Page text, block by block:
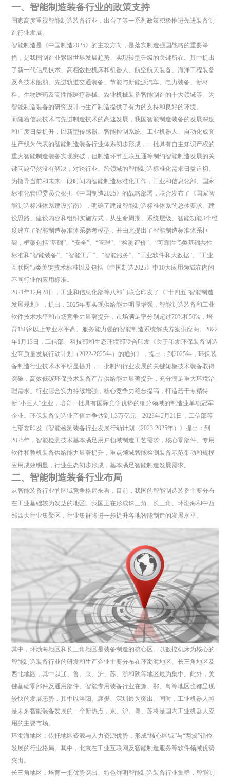
一、智能制造装备行业的政策支持
国家高度重视智能制造装备行业，出台了等一系列政策积极推进先进装备制
造行业发展。
智能制造是《中国制造2025》的主攻方向，是落实制造强国战略的重要举
措，是我国制造业紧跟世界发展趋势、实现转型升级的关键所在。其中提出
了新一代信息技术、高档数控机床和机器人、航空航天装备、海洋工程装备
及高技术船舶、先进轨道交通装备、节能与新能源汽车、电力装备、新材
料、生物医药及高性能医疗器械、农业机械装备智能制造的十大领域等。为
智能制造装备的研究设计与生产制造提供了有力的支持和良好的环境。
而随着信息技术与先进制造技术的高速发展，我国智能制造装备的发展深度
和广度日益提升，以新型传感器、智能控制系统、工业机器人、自动化成套
生产线为代表的智能制造装备行业体系初步形成，一批具有自主知识产权的
重大智能制造装备实现突破，但制造环节互联互通等制约智能制造发展的关
键问题仍然没有解决，对跨行业、跨领域的智能制造标准化需求日益迫切。
为指导当前和未来一段时间内智能制造标准化工作，工业和信息化部、国家
标准化管理委员会根据《中国制造2025》的战略部署，联合发布了《国家智
能制造标准体系建设指南》，明确了建设智能制造标准体系的总体要求、建
设思路、建设内容和组织实施方式，从生命周期、系统层级、智能功能3个维
度建立了智能制造标准体系参考模型，并由此提出了智能制造标准体系框
架，框架包括“基础”、“安全”、“管理”、“检测评价”、“可靠性”5类基础共性
标准和“智能装备”、“智能工厂”、“智能服务”、“工业软件和大数据”、“工业
互联网”5类关键技术标准以及包括《中国制造2025》中10大应用领域在内的
不同行业的应用标准。
2021年12月28日，工业和信息化部等八部门联合印发了《“十四五”智能制造
发展规划》，提出：2025年要实现供给能力明显增强，智能制造装备和工业
软件技术水平和市场竞争力显著提升，市场满足率分别超过70%和50%，培
育150家以上专业水平高、服务能力强的智能制造系统解决方案供应商。2022
年1月13日，工信部、科技部和生态环境部联合印发《关于印发环保装备制造
业高质量发展行动计划（2022-2025年）的通知》，提出：到2025年，环保装
备制造行业技术水平明显提升，一批制约行业发展的关键短板技术装备取得
突破，高效低碳环保技术装备产品供给能力显著提升，充分满足重大环境治
理需求。行业综合实力持续增强，核心竞争力稳步提高，打造若干专精特
新“小巨人”企业，培育一批具有国际竞争优势的细分领域的制造业单项冠军
企业。环保装备制造业产值力争达到1.3万亿元。2023年2月21日，工信部等
七部委印发《智能检测装备行业发展行动计划（2023-2025年）》提出：到
2025年，智能检测技术基本满足用户领域制造工艺需求，核心零部件、专用
软件和整机装备供给能力显著提升，重点领域智能检测装备示范带动和规模
应用成效明显，行业生态初步形成，基本满足智能制造发展需求。
二、智能制造装备行业布局
从智能装备行业的区域竞争格局来看，目前，我国的智能制造装备主要分布
在工业基础较为发达的地区。我国正在形成珠三角、长三角、环渤海和中西
部四大行业集聚区，行业集群将进一步提升各地智能制造的发展水平。
其中，环渤海地区和长三角地区是装备制造的核心区。以数控机床为核心的
智能制造装备行业的研发和生产企业主要分布在环渤海地区、长三角地区及
西北地区，其中以辽、鲁、京、沪、苏、浙和陕等地区最为集中。此外，关
键基础零部件及通用部件、智能专用装备行业在豫、鄂、粤等地区也都呈现
较快的发展态势，其中以洛阳、襄樊、深圳最为突出。同时，工业机器人将
是未来智能装备发展的一个新热点，京、沪、粤、苏将是国内工业机器人应
用的主要市场。
环渤海地区：依托地区资源与人力资源优势，形成“核心区域”与“两翼”错位
发展的行业格局。其中，北京在工业互联网及智能制造服务等软件领域优势
突出。
长三角地区：培育一批优势突出、特色鲜明智能制造装备行业集群，智能制